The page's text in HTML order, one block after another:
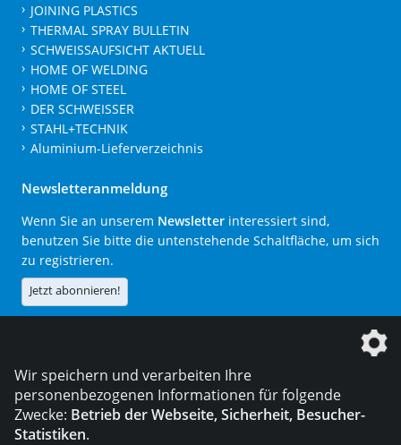
JOINING PLASTICS
THERMAL SPRAY BULLETIN
SCHWEISSAUFSICHT AKTUELL
HOME OF WELDING
HOME OF STEEL
DER SCHWEISSER
STAHL+TECHNIK
Aluminium-Lieferverzeichnis
Newsletteranmeldung
Wenn Sie an unserem Newsletter interessiert sind,
benutzen Sie bitte die untenstehende Schaltfläche, um sich
zu registrieren.
Jetzt abonnieren!
Die DVS Media GmbH ist ein Unternehmen der
Wir speichern und verarbeiten Ihre
personenbezogenen Informationen für folgende
Zwecke: Betrieb der Webseite, Sicherheit, Besucher-
Statistiken.